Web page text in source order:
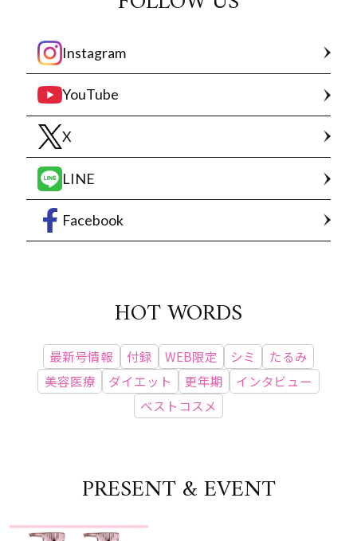
Instagram
YouTube
X
LINE
Facebook
HOT WORDS
最新号情報 付録 WEB限定 シミ
たるみ
美容医療
ダイエット 更年期
インタビュー
ベストコスメ
PRESENT & EVENT